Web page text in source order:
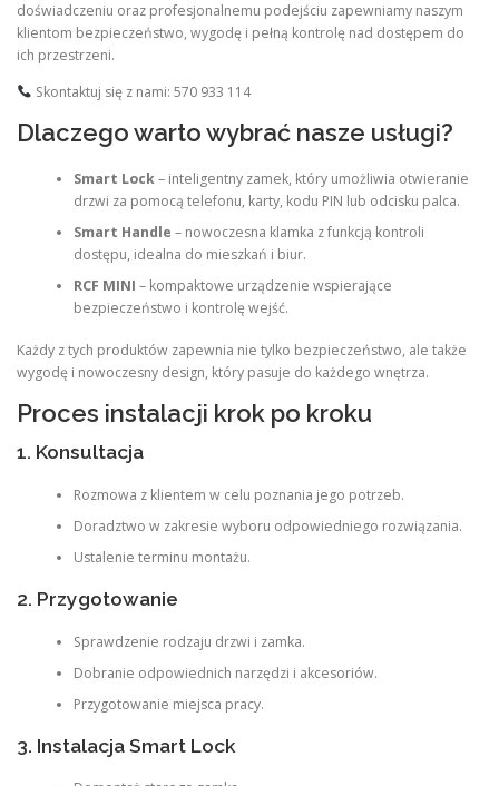
doświadczeniu oraz profesjonalnemu podejściu zapewniamy naszym
klientom bezpieczeństwo, wygodę i pełną kontrolę nad dostępem do
ich przestrzeni.
Skontaktuj się z nami: 570 933 114
Dlaczego warto wybrać nasze usługi?
Smart Lock– inteligentny zamek, który umożliwia otwieranie
drzwi za pomocą telefonu, karty, kodu PIN lub odcisku palca.
Smart Handle – nowoczesna klamka z funkcją kontroli
dostępu, idealna do mieszkań i biur.
RCF MINI – kompaktowe urządzenie wspierające
bezpieczeństwo i kontrolę wejść.
Każdy z tych produktów zapewnia nie tylko bezpieczeństwo, ale także
wygodę i nowoczesny design, który pasuje do każdego wnętrza.
Proces instalacji krok po kroku
1. Konsultacja
Rozmowa z klientem w celu poznania jego potrzeb.
Doradztwo w zakresie wyboru odpowiedniego rozwiązania.
Ustalenie terminu montażu.
2. Przygotowanie
Sprawdzenie rodzaju drzwi i zamka.
Dobranie odpowiednich narzędzi i akcesoriów.
Przygotowanie miejsca pracy.
3. Instalacja Smart Lock